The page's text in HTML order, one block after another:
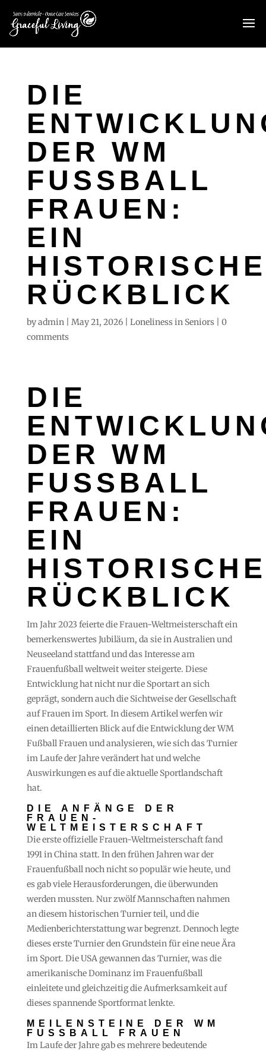
DIE
DER WM
FUSSBALL F
RAUEN: E
IN H
ISTORISCHER
ÜCKBLICK
byadmin| May 21, 2026| Loneliness in Seniors| 0
comments
DIE
DER WM
FUSSBALL F
RAUEN: E
IN H
ISTORISCHER
ÜCKBLICK
Im Jahr 2023 feierte die Frauen-Weltmeisterschaft ein
bemerkenswertes Jubiläum, da sie in Australien und
Neuseeland stattfand und das Interesse am
Frauenfußball weltweit weiter steigerte. Diese
Entwicklung hat nicht nur die Sportart an sich
geprägt, sondern auch die Sichtweise der Gesellschaft
auf Frauen im Sport. In diesem Artikel werfen wir
einen detaillierten Blick auf die Entwicklung der WM
Fußball Frauen und analysieren, wie sich das Turnier
im Laufe der Jahre verändert hat und welche
Auswirkungen es auf die aktuelle Sportlandschaft
hat.
DIE ANFÄNGE DER
FRAUEN-
WELTMEISTERSCHAFT
Die erste offizielle Frauen-Weltmeisterschaft fand
1991 in China statt. In den frühen Jahren war der
Frauenfußball noch nicht so populär wie heute, und
es gab viele Herausforderungen, die überwunden
werden mussten. Nur zwölf Mannschaften nahmen
an diesem historischen Turnier teil, und die
Medienberichterstattung war begrenzt. Dennoch legte
dieses erste Turnier den Grundstein für eine neue Ära
im Sport. Die USA gewannen das Turnier, was die
amerikanische Dominanz im Frauenfußball
einleitete und gleichzeitig die Aufmerksamkeit auf
dieses spannende Sportformat lenkte.
MEILENSTEINE DER WM
FUSSBALL FRAUEN
Im Laufe der Jahre gab es mehrere bedeutende